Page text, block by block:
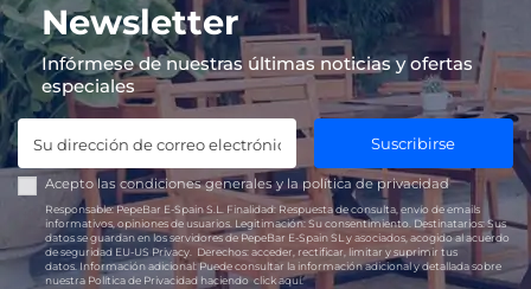
Newsletter
Infórmese de nuestras últimas noticias y ofertas
especiales
Suscribirse
Acepto las condiciones generales y lapolítica de privacidad
Responsable:PepeBar E-Spain S.L. Finalidad: Respuesta de consulta, envío de emails
informativos, opiniones de usuarios. Legitimación: Su consentimiento. Destinatarios: Sus
datos se guardan en los servidores de PepeBar E-Spain SL y asociados, acogido al acuerdo
de seguridad EU-US Privacy.
Derechos: acceder, rectificar, limitar y suprimir tus
datos. Información adicional:Puede consultar la información adicional y detallada sobre
nuestra Política de Privacidad haciendoclick aquí.